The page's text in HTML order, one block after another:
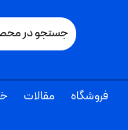
فروشگاه مقالات